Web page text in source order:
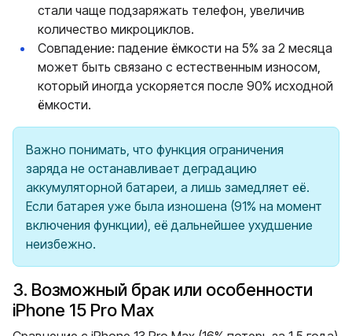
стали чаще подзаряжать телефон, увеличив
количество микроциклов.
Совпадение: падение ёмкости на 5% за 2 месяца
может быть связано с естественным износом,
который иногда ускоряется после 90% исходной
ёмкости.
Важно понимать, что функция ограничения
заряда не останавливает деградацию
аккумуляторной батареи, а лишь замедляет её.
Если батарея уже была изношена (91% на момент
включения функции), её дальнейшее ухудшение
неизбежно.
3. Возможный брак или особенности
iPhone 15 Pro Max